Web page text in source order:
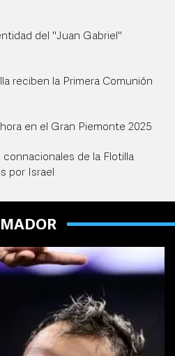
del "Juan Gabriel"
reciben la Primera Comunión
en el Gran Piemonte 2025
de la Flotilla
por Israel